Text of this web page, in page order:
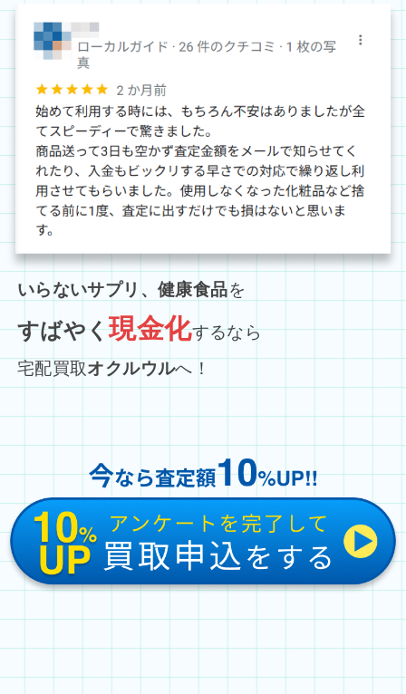
いらないサプリ、健康食品を
すばやく現金化するなら
宅配買取オクルウルへ！